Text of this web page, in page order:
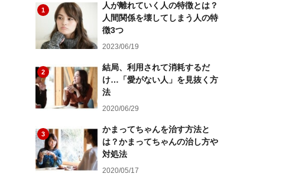
1
人が離れていく人の特徴とは？
人間関係を壊してしまう人の特
徴3つ
2023/06/19
2
結局、利用されて消耗するだ
け…「愛がない人」を見抜く方
法
2020/06/29
3
かまってちゃんを治す方法と
は？かまってちゃんの治し方や
対処法
2020/05/17